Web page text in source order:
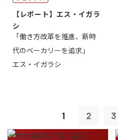
【レポート】エス・イガラ
シ
「働き方改革を推進、新時
代のベーカリーを追求」
エス・イガラシ
1 2 3